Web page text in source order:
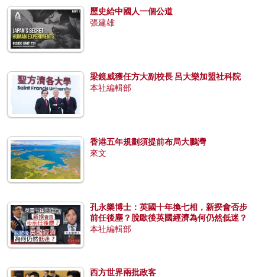
歷史給中國人一個公道
張建雄
梁鏡威獲任方大副校長 呂大樂加盟社科院
本社編輯部
香港五年規劃須提前布局大鵬灣
來文
孔永樂博士：英國十年換七相，新揆會否步
前任後塵？脫歐後英國經濟為何仍然低迷？
本社編輯部
西方世界兩批政客